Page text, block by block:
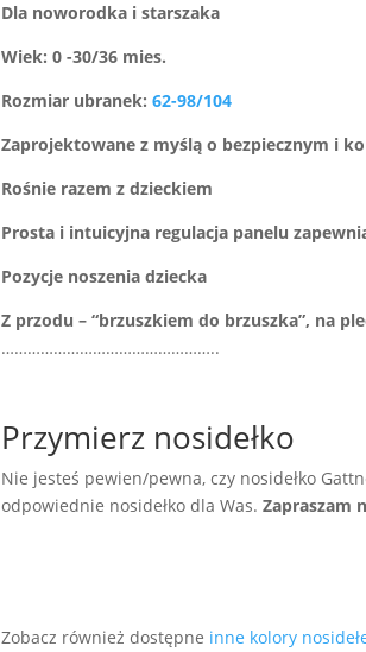
Dla noworodka i starszaka
Wiek: 0 -30/36 mies.
Rozmiar ubranek:62-98/104
Zaprojektowane z myślą o bezpiecznym i
Rośnie razem z dzieckiem
Prosta i intuicyjna regulacja panelu
Pozycje noszenia dziecka
Z przodu – “brzuszkiem do brzuszka”, na
…………………………………………..
Przymierz nosidełko
Nie jesteś pewien/pewna, czy nosidełko
odpowiednie nosidełko dla Was.Zapraszam
Zobacz również dostępne inne kolory